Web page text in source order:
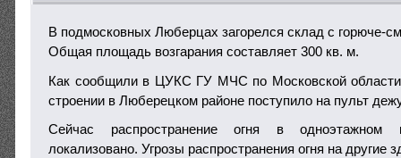
В подмосковных Люберцах загорелся склад с горюче-
Общая площадь возгарания составляет 300 кв. м.
Как сообщили в ЦУКС ГУ МЧС по Московской
строении в Люберецком районе поступило на пульт
Сейчас распространение огня в одноэтажном
локализовано. Угрозы распространения огня на другие